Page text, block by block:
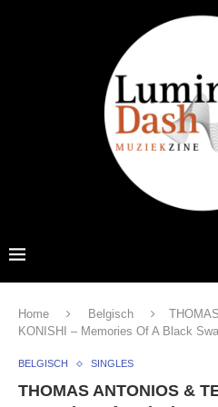
Home Belgisch
KONISHI – Memories Of A Black
BELGISCH SINGLES
THOMAS ANTONIOS &